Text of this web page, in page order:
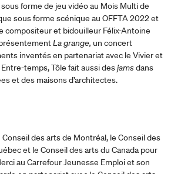
forme de jeu vidéo au Mois Multi de
sous forme scénique au OFFTA 2022 et
compositeur et bidouilleur Félix-Antoine
La grange, un concert
inventés en partenariat avec le Vivier et
Entre-temps, Tôle fait aussi desjams dans
et des maisons d’architectes.
des arts de Montréal, le Conseil des
et le Conseil des arts du Canada pour
au Carrefour Jeunesse Emploi et son